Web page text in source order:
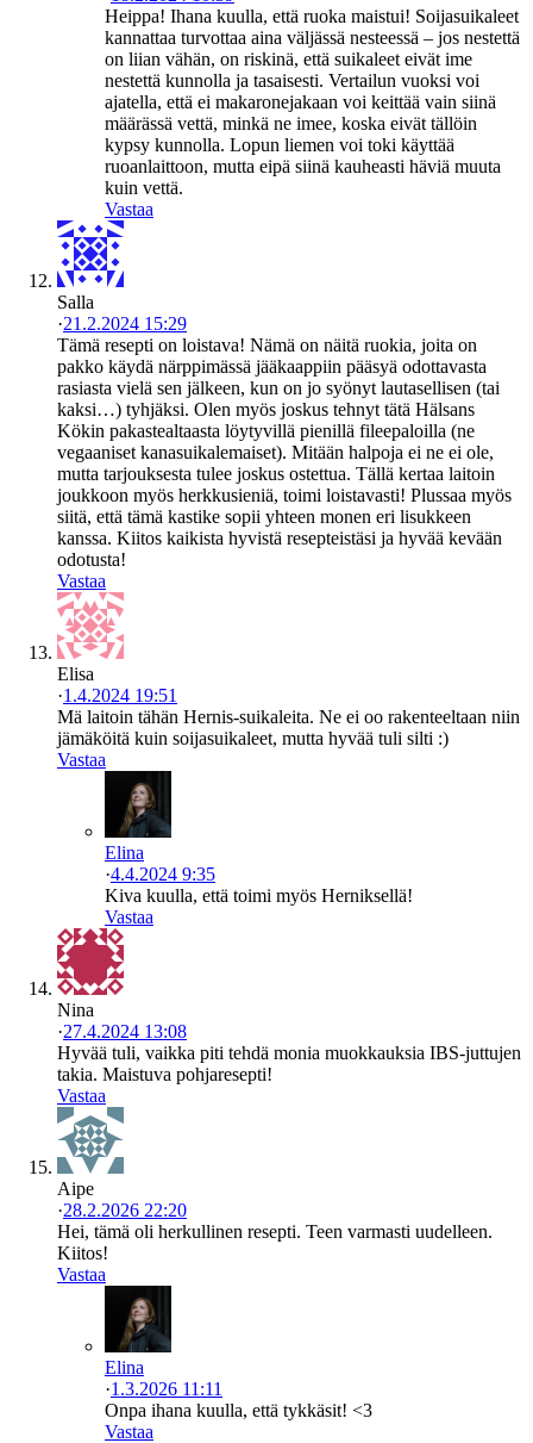
Heippa! Ihana kuulla, että ruoka maistui! Soijasuikaleet
kannattaa turvottaa aina väljässä nesteessä – jos nestettä
on liian vähän, on riskinä, että suikaleet eivät ime
nestettä kunnolla ja tasaisesti. Vertailun vuoksi voi
ajatella, että ei makaronejakaan voi keittää vain siinä
määrässä vettä, minkä ne imee, koska eivät tällöin
kypsy kunnolla. Lopun liemen voi toki käyttää
ruoanlaittoon, mutta eipä siinä kauheasti häviä muuta
kuin vettä.
Vastaa
Salla
·21.2.2024 15:29
Tämä resepti on loistava! Nämä on näitä ruokia, joita on
pakko käydä närppimässä jääkaappiin pääsyä odottavasta
rasiasta vielä sen jälkeen, kun on jo syönyt lautasellisen (tai
kaksi…) tyhjäksi. Olen myös joskus tehnyt tätä Hälsans
Kökin pakastealtaasta löytyvillä pienillä fileepaloilla (ne
vegaaniset kanasuikalemaiset). Mitään halpoja ei ne ei ole,
mutta tarjouksesta tulee joskus ostettua. Tällä kertaa laitoin
joukkoon myös herkkusieniä, toimi loistavasti! Plussaa myös
siitä, että tämä kastike sopii yhteen monen eri lisukkeen
kanssa. Kiitos kaikista hyvistä resepteistäsi ja hyvää kevään
odotusta!
Vastaa
Elisa
·1.4.2024 19:51
Mä laitoin tähän Hernis-suikaleita. Ne ei oo rakenteeltaan niin
jämäköitä kuin soijasuikaleet, mutta hyvää tuli silti :)
Vastaa
Elina
·4.4.2024 9:35
Kiva kuulla, että toimi myös Herniksellä!
Vastaa
Nina
·27.4.2024 13:08
Hyvää tuli, vaikka piti tehdä monia muokkauksia IBS-juttujen
takia. Maistuva pohjaresepti!
Vastaa
Aipe
·28.2.2026 22:20
Hei, tämä oli herkullinen resepti. Teen varmasti uudelleen.
Kiitos!
Vastaa
Elina
·1.3.2026 11:11
Onpa ihana kuulla, että tykkäsit! <3
Vastaa